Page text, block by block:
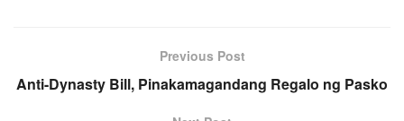
Previous Post
Anti-Dynasty Bill, Pinakamagandang Regalo ng Pasko